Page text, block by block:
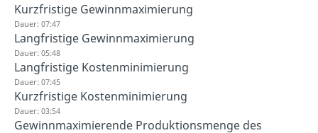
Kurzfristige Gewinnmaximierung
Dauer: 07:47
Langfristige Gewinnmaximierung
Dauer: 05:48
Langfristige Kostenminimierung
Dauer: 07:45
Kurzfristige Kostenminimierung
Dauer: 03:54
Gewinnmaximierende Produktionsmenge des